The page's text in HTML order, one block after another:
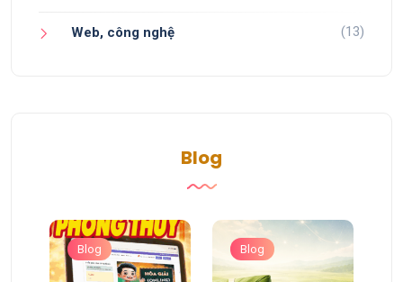
Web, công nghệ (13)
Blog
Blog Blog